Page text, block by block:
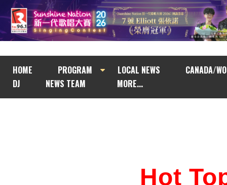
HOME PROGRAM LOCAL NEWS
CANADA/
DJ
NEWS TEAM MORE...
Hot